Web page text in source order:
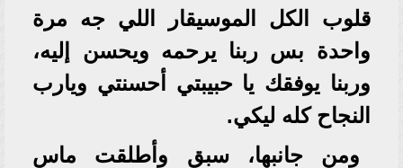
قلوب الكل الموسيقار اللي جه مرة
واحدة بس ربنا يرحمه ويحسن إليه،
وربنا يوفقك يا حبيبتي أحسنتي ويارب
النجاح كله ليكي.
ومن جانبها، سبق وأطلقت ماس